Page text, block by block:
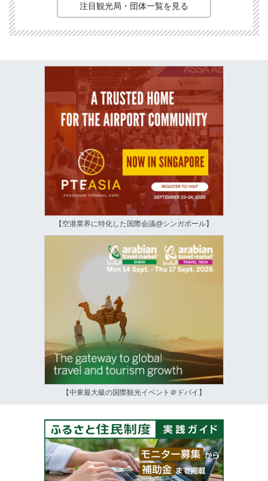
注目観光局・団体一覧を見る
【空港業界に特化した国際会議@シンガポール】
【中東最大級の国際観光イベント＠ドバイ】